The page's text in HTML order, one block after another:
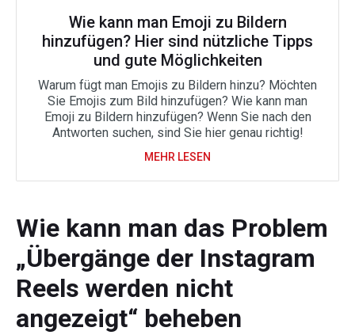
Wie kann man Emoji zu Bildern
hinzufügen? Hier sind nützliche Tipps
und gute Möglichkeiten
Warum fügt man Emojis zu Bildern hinzu? Möchten
Sie Emojis zum Bild hinzufügen? Wie kann man
Emoji zu Bildern hinzufügen? Wenn Sie nach den
Antworten suchen, sind Sie hier genau richtig!
MEHR LESEN
Wie kann man das Problem
„Übergänge der Instagram
Reels werden nicht
angezeigt“ beheben